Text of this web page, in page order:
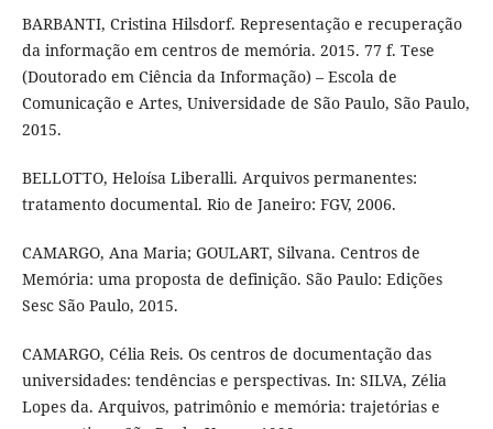
BARBANTI, Cristina Hilsdorf. Representação e recuperação
da informação em centros de memória. 2015. 77 f. Tese
(Doutorado em Ciência da Informação) – Escola de
Comunicação e Artes, Universidade de São Paulo, São Paulo,
2015.
BELLOTTO, Heloísa Liberalli. Arquivos permanentes:
tratamento documental. Rio de Janeiro: FGV, 2006.
CAMARGO, Ana Maria; GOULART, Silvana. Centros de
Memória: uma proposta de definição. São Paulo: Edições
Sesc São Paulo, 2015.
CAMARGO, Célia Reis. Os centros de documentação das
universidades: tendências e perspectivas. In: SILVA, Zélia
Lopes da. Arquivos, patrimônio e memória: trajetórias e